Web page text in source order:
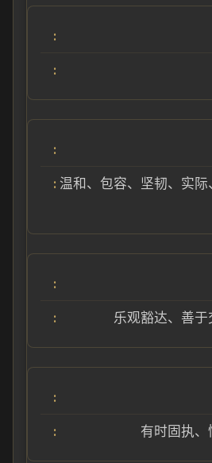
温和、包容、坚韧、实
乐观豁达、善
有时固执